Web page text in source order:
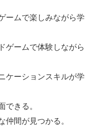
ームで楽しみながら学
ゲームで体験しながら
ケーションスキルが学
できる。
仲間が見つかる。